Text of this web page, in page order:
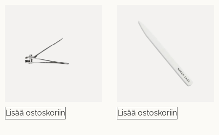
Lisää ostoskoriin Lisää ostoskoriin